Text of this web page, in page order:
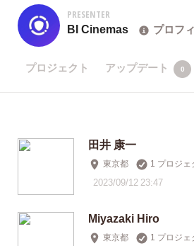
PRESENTER
BI Cinemas プロフ
プロジェクト アップデート 0
田井 康一
東京都 1 プロジ
2023/09/12 23:47
Miyazaki Hiro
東京都 1 プロジ